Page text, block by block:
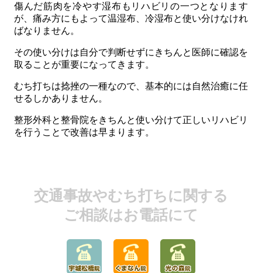
傷んだ筋肉を冷やす湿布もリハビリの一つとなります
が、痛み方にもよって温湿布、冷湿布と使い分けなけれ
ばなりません。
その使い分けは自分で判断せずにきちんと医師に確認を
取ることが重要になってきます。
むち打ちは捻挫の一種なので、基本的には自然治癒に任
せるしかありません。
整形外科と整骨院をきちんと使い分けて正しいリハビリ
を行うことで改善は早まります。
交通事故やむち打ちに関する
ご相談はお電話にて